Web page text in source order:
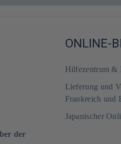
der
ONLINE-
Hilfezentrum &
Lieferung und
Frankreich und
Japanischer